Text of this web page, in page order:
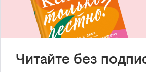
Читайте без